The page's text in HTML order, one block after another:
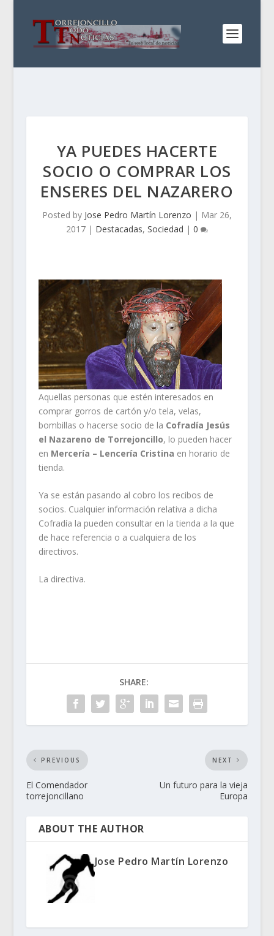
YA PUEDES HACERTE
SOCIO O COMPRAR LOS
ENSERES DEL NAZARERO
Posted by Jose Pedro Martín Lorenzo | Mar 26,
2017| Destacadas, Sociedad | 0
Aquellas personas que estén interesados en
comprar gorros de cartón y/o tela, velas,
bombillas o hacerse socio de la Cofradía Jesús
el Nazareno de Torrejoncillo, lo pueden hacer
en Mercería – Lencería Cristina en horario de
tienda.
Ya se están pasando al cobro los recibos de
socios. Cualquier información relativa a dicha
Cofradía la pueden consultar en la tienda a la que
de hace referencia o a cualquiera de los
directivos.
La directiva.
SHARE:
PREVIOUS
El Comendador
torrejoncillano
NEXT
Un futuro para la vieja
Europa
ABOUT THE AUTHOR
Jose Pedro Martín Lorenzo